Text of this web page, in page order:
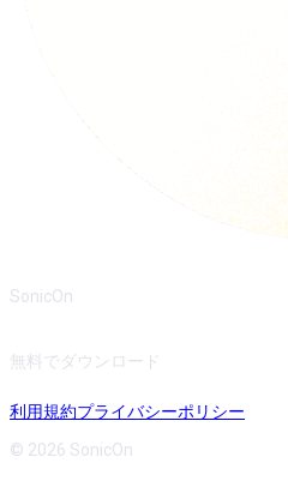
SonicOn
無料でダウンロード
利用規約プライバシーポリシー
© 2026 SonicOn